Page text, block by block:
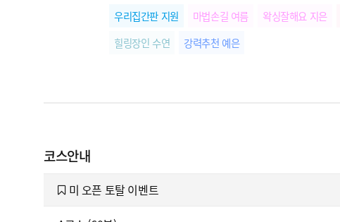
우리집간판 지원 마법손길 여름 왁싱잘해요 지은
힐링장인 수연
강력추천 예은
코스안내
미 오픈 토탈 이벤트